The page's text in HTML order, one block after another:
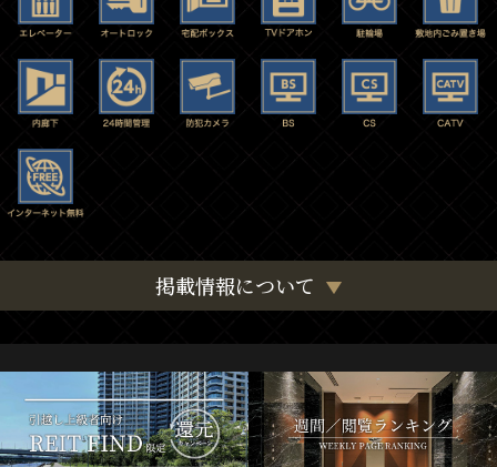
掲載情報について